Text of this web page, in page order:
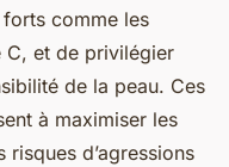
forts comme les
C, et de privilégier
de la peau. Ces
à maximiser les
d’agressions